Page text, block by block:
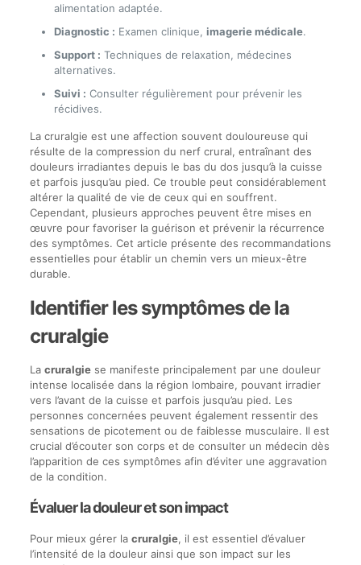
alimentation adaptée.
Diagnostic : Examen clinique, imagerie médicale.
Support : Techniques de relaxation, médecines
alternatives.
Suivi : Consulter régulièrement pour prévenir les
récidives.
La cruralgie est une affection souvent douloureuse qui
résulte de la compression du nerf crural, entraînant des
douleurs irradiantes depuis le bas du dos jusqu’à la cuisse
et parfois jusqu’au pied. Ce trouble peut considérablement
altérer la qualité de vie de ceux qui en souffrent.
Cependant, plusieurs approches peuvent être mises en
œuvre pour favoriser la guérison et prévenir la récurrence
des symptômes. Cet article présente des recommandations
essentielles pour établir un chemin vers un mieux-être
durable.
Identifier les symptômes de la
cruralgie
La cruralgiese manifeste principalement par une douleur
intense localisée dans la région lombaire, pouvant irradier
vers l’avant de la cuisse et parfois jusqu’au pied. Les
personnes concernées peuvent également ressentir des
sensations de picotement ou de faiblesse musculaire. Il est
crucial d’écouter son corps et de consulter un médecin dès
l’apparition de ces symptômes afin d’éviter une aggravation
de la condition.
Évaluer la douleur et son impact
Pour mieux gérer la cruralgie, il est essentiel d’évaluer
l’intensité de la douleur ainsi que son impact sur les